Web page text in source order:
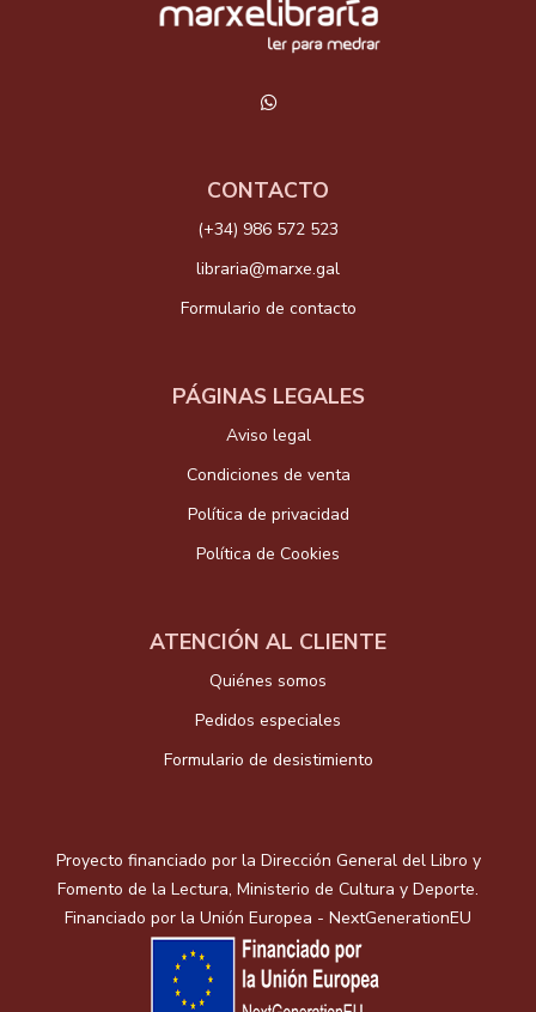
CONTACTO
(+34) 986 572 523
libraria@marxe.gal
Formulario de contacto
PÁGINAS LEGALES
Aviso legal
Condiciones de venta
Política de privacidad
Política de Cookies
ATENCIÓN AL CLIENTE
Quiénes somos
Pedidos especiales
Formulario de desistimiento
Proyecto financiado por la Dirección General del Libro y
Fomento de la Lectura, Ministerio de Cultura y Deporte.
Financiado por la Unión Europea - NextGenerationEU